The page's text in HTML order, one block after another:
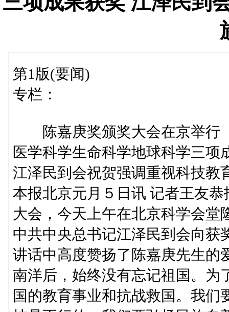
第1版(要闻)
专栏：
陈嘉庚奖颁奖大会在京举行
医学科学生命科学地球科学三项
江泽民到会祝贺强调重视科技教
本报北京元月５日讯 记者王友
大会，今天上午在北京科学会堂
中共中央总书记江泽民到会向获
讲话中高度赞扬了陈嘉庚先生的
南洋后，始终没有忘记祖国。为
国的教育事业和抗战救国。我